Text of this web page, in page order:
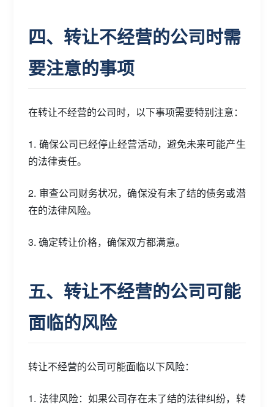
四、转让不经营的公司时需
要注意的事项
在转让不经营的公司时，以下事项需要特别注意：
1. 确保公司已经停止经营活动，避免未来可能产生
的法律责任。
2. 审查公司财务状况，确保没有未了结的债务或潜
在的法律风险。
3. 确定转让价格，确保双方都满意。
五、转让不经营的公司可能
面临的风险
转让不经营的公司可能面临以下风险：
1. 法律风险：如果公司存在未了结的法律纠纷，转